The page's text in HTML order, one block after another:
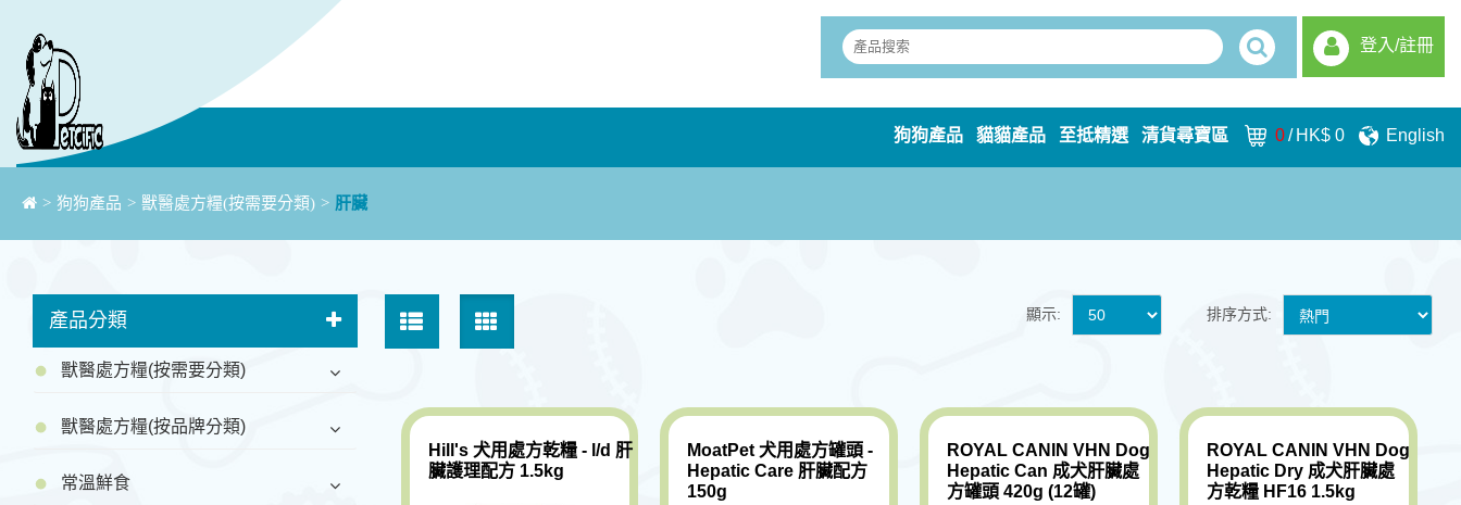
登入/註冊
狗狗產品 貓貓產品 至抵精選 清貨尋寶區 0/ HK$ 0 English
> 狗狗產品 > 獸醫處方糧(按需要分類) > 肝臟
產品分類
獸醫處方糧(按需要分類)
獸醫處方糧(按品牌分類)
常溫鮮食
排序方式:
顯示:
Hill's 犬用處方乾糧 - l/d 肝
臟護理配方 1.5kg
MoatPet 犬用處方罐頭 -
Hepatic Care 肝臟配方
150g
ROYAL CANIN VHN Dog
Hepatic Can 成犬肝臟處
方罐頭 420g (12罐)
ROYAL CANIN VHN Dog
Hepatic Dry 成犬肝臟處
方乾糧 HF16 1.5kg